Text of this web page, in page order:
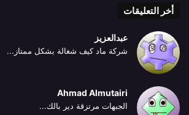
أخر التعليقات
عبدالعزيز
شركة ماد كيف شغالة بشكل ممتاز...
Ahmad Almutairi
الجبهات مرتزقة دير بالك...